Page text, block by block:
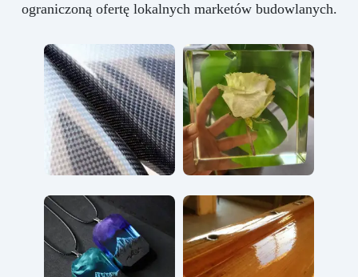
ograniczoną ofertę lokalnych marketów budowlanych.